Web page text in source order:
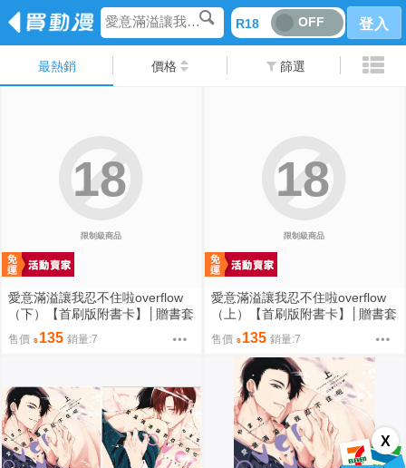
愛意滿溢讓我忍不住啦overflow R18 OFF 登入
最熱銷 價格 篩選
X
限制級商品
18
愛意滿溢讓我忍不住啦overflow
（下）【首刷版附書卡】│贈書套
│やまち│東販BL漫畫│BJ4動漫
售價 135 銷量:7
限制級商品
18
愛意滿溢讓我忍不住啦overflow
（上）【首刷版附書卡】│贈書套
│やまち│東販BL漫畫│BJ4動漫
售價 135 銷量:7